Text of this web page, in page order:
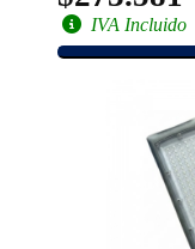
IVA Incluido